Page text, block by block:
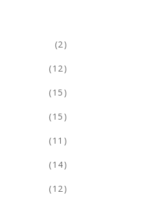
(2)
(12)
(15)
(15)
(11)
(14)
(12)